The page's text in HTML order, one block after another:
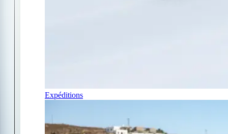
Expéditions